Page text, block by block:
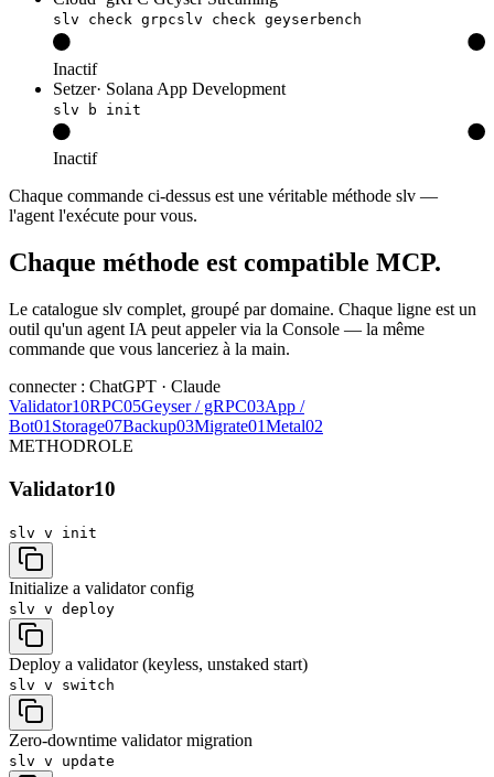
slv check grpcslv check geyserbench
Inactif
Setzer· Solana App Development
slv b init
Inactif
Chaque commande ci-dessus est une véritable méthode slv —
l'agent l'exécute pour vous.
Chaque méthode est compatible MCP.
Le catalogue slv complet, groupé par domaine. Chaque ligne est un
outil qu'un agent IA peut appeler via la Console — la même
commande que vous lanceriez à la main.
connecter : ChatGPT · Claude
Validator10RPC05Geyser / gRPC03App /
Bot01 Storage07Backup03Migrate01Metal02
METHODROLE
Validator10
slv v init
Initialize a validator config
slv v deploy
Deploy a validator (keyless, unstaked start)
slv v switch
Zero-downtime validator migration
slv v update